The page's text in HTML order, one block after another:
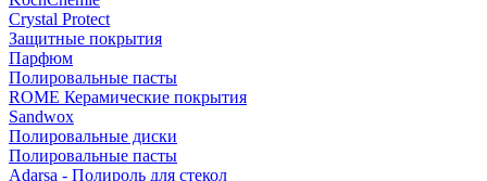
Crystal Protect
Защитные покрытия
Парфюм
Полировальные пасты
ROME Керамические покрытия
Sandwox
Полировальные диски
Полировальные пасты
Adarsa - Полироль для стекол